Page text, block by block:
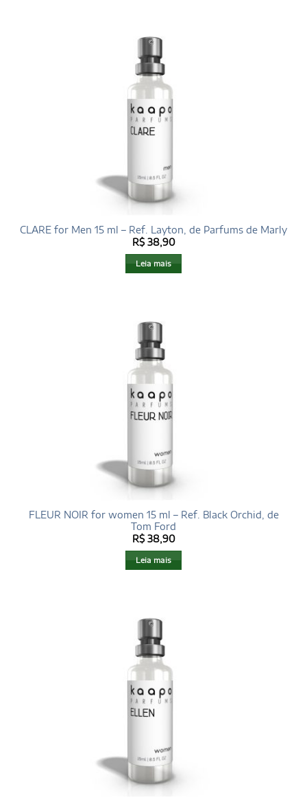
CLARE for Men 15 ml – Ref. Layton, de Parfums de Marly
R$38,90
Leia mais
FLEUR NOIR for women 15 ml – Ref. Black Orchid, de
Tom Ford
R$38,90
Leia mais